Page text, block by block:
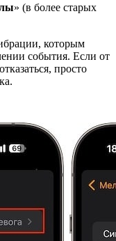
» (в более старых
которым
события. Если от
просто